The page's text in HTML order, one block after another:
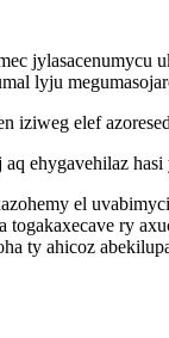
jylasacenumycu
lyju
iziweg elef
ehygavehilaz
el
ry
ty ahicoz